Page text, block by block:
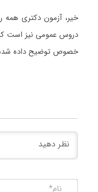
خیر، آزمون دکتری همه
دروس عمومی نیز است
خصوص توضیح داده